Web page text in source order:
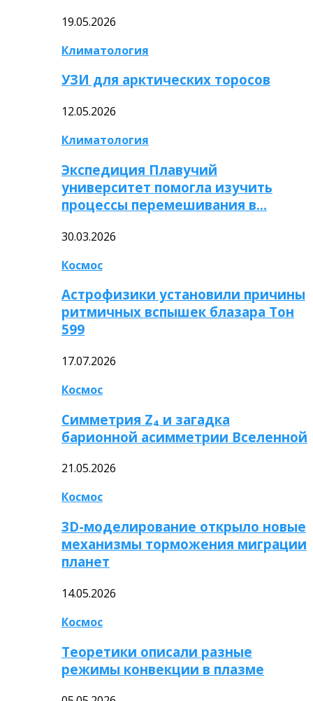
19.05.2026
Климатология
УЗИ для арктических торосов
12.05.2026
Климатология
Экспедиция Плавучий
университет помогла изучить
процессы перемешивания в…
30.03.2026
Космос
Астрофизики установили причины
ритмичных вспышек блазара Тон
599
17.07.2026
Космос
Симметрия Z₄ и загадка
барионной асимметрии Вселенной
21.05.2026
Космос
3D-моделирование открыло новые
механизмы торможения миграции
планет
14.05.2026
Космос
Теоретики описали разные
режимы конвекции в плазме